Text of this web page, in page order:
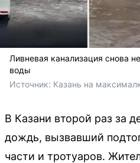
Ливневая канализация снова
воды
Источник: Казань на
В Казани второй раз за
дождь, вызвавший
части и тротуаров.